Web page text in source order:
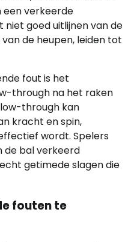
een verkeerde
niet goed uitlijnen van de
de heupen, leiden tot
fout is het
through na het raken
through kan
kracht en spin,
wordt. Spelers
de bal verkeerd
getimede slagen die
fouten te